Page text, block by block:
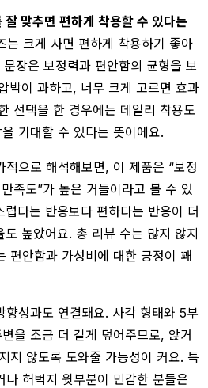
잘 맞추면 편하게 착용할 수 있다는
는 크게 사면 편하게 착용하기 좋아
장은 보정력과 편안함의 균형을 보
박이 과하고, 너무 크게 고르면 효과
선택을 한 경우에는 데일리 착용도
기대할 수 있다는 뜻이에요.
으로 해석해보면, 이 제품은 “보정
족도”가 높은 거들이라고 볼 수 있
다는 반응보다 편하다는 반응이 더
높았어요. 총 리뷰 수는 많지 않지
편안함과 가성비에 대한 긍정이 꽤
향성과도 연결돼요. 사각 형태와 5부
을 조금 더 길게 덮어주므로, 앉거
지 않도록 도와줄 가능성이 커요. 특
나 허벅지 윗부분이 민감한 분들은